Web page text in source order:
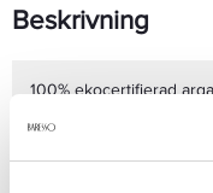
Beskrivning
100% ekocertifierad
maximal glans.
torkar håret upp till
fuktighetsbalansen.